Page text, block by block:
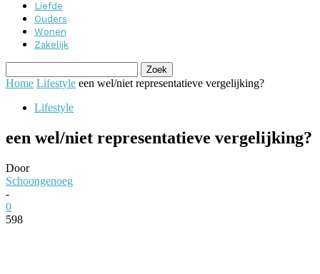
Liefde
Ouders
Wonen
Zakelijk
Home Lifestyle een wel/niet representatieve vergelijking?
Lifestyle
een wel/niet representatieve vergelijking?
Door
Schoongenoeg
-
0
598